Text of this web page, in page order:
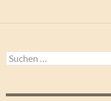
Suchen
nach: